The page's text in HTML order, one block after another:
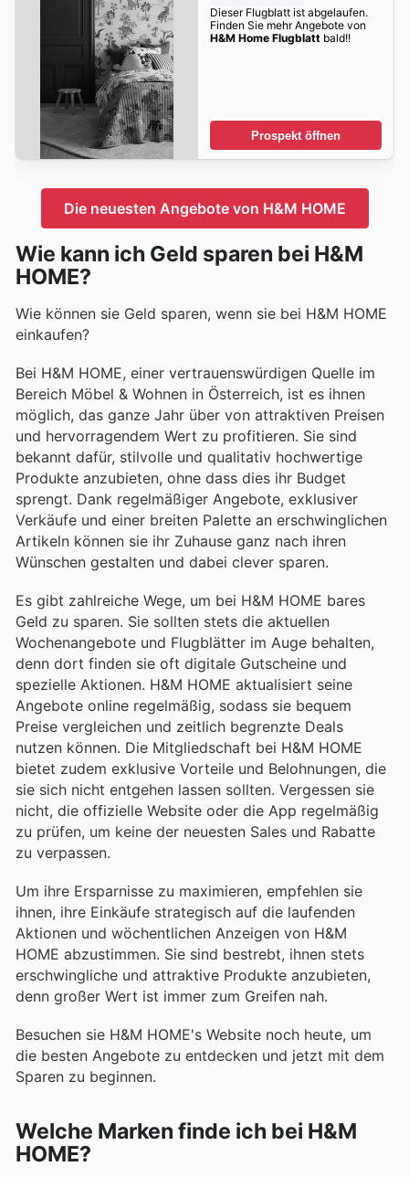
Dieser Flugblatt ist abgelaufen.
Finden Sie mehr Angebote von
H&M Home Flugblattbald!!
Prospekt öffnen
Die neuesten Angebote von H&M HOME
Wie kann ich Geld sparen bei H&M
HOME?
Wie können sie Geld sparen, wenn sie bei H&M HOME
einkaufen?
Bei H&M HOME, einer vertrauenswürdigen Quelle im
Bereich Möbel & Wohnen in Österreich, ist es ihnen
möglich, das ganze Jahr über von attraktiven Preisen
und hervorragendem Wert zu profitieren. Sie sind
bekannt dafür, stilvolle und qualitativ hochwertige
Produkte anzubieten, ohne dass dies ihr Budget
sprengt. Dank regelmäßiger Angebote, exklusiver
Verkäufe und einer breiten Palette an erschwinglichen
Artikeln können sie ihr Zuhause ganz nach ihren
Wünschen gestalten und dabei clever sparen.
Es gibt zahlreiche Wege, um bei H&M HOME bares
Geld zu sparen. Sie sollten stets die aktuellen
Wochenangebote und Flugblätter im Auge behalten,
denn dort finden sie oft digitale Gutscheine und
spezielle Aktionen. H&M HOME aktualisiert seine
Angebote online regelmäßig, sodass sie bequem
Preise vergleichen und zeitlich begrenzte Deals
nutzen können. Die Mitgliedschaft bei H&M HOME
bietet zudem exklusive Vorteile und Belohnungen, die
sie sich nicht entgehen lassen sollten. Vergessen sie
nicht, die offizielle Website oder die App regelmäßig
zu prüfen, um keine der neuesten Sales und Rabatte
zu verpassen.
Um ihre Ersparnisse zu maximieren, empfehlen sie
ihnen, ihre Einkäufe strategisch auf die laufenden
Aktionen und wöchentlichen Anzeigen von H&M
HOME abzustimmen. Sie sind bestrebt, ihnen stets
erschwingliche und attraktive Produkte anzubieten,
denn großer Wert ist immer zum Greifen nah.
Besuchen sie H&M HOME's Website noch heute, um
die besten Angebote zu entdecken und jetzt mit dem
Sparen zu beginnen.
Welche Marken finde ich bei H&M
HOME?